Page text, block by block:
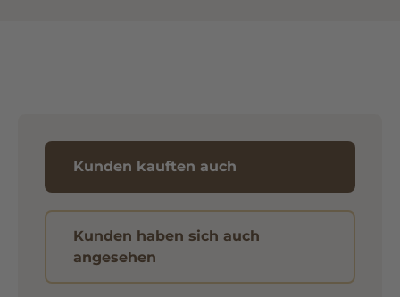
Kunden kauften auch
Kunden haben sich auch
angesehen